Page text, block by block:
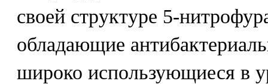
своей структуре 5-
обладающие
широко использующиеся в